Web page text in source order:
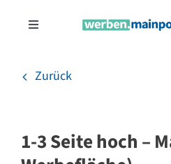
InhaltToggle
Onlinewerbung
Zurück
1-3 Seite hoch –